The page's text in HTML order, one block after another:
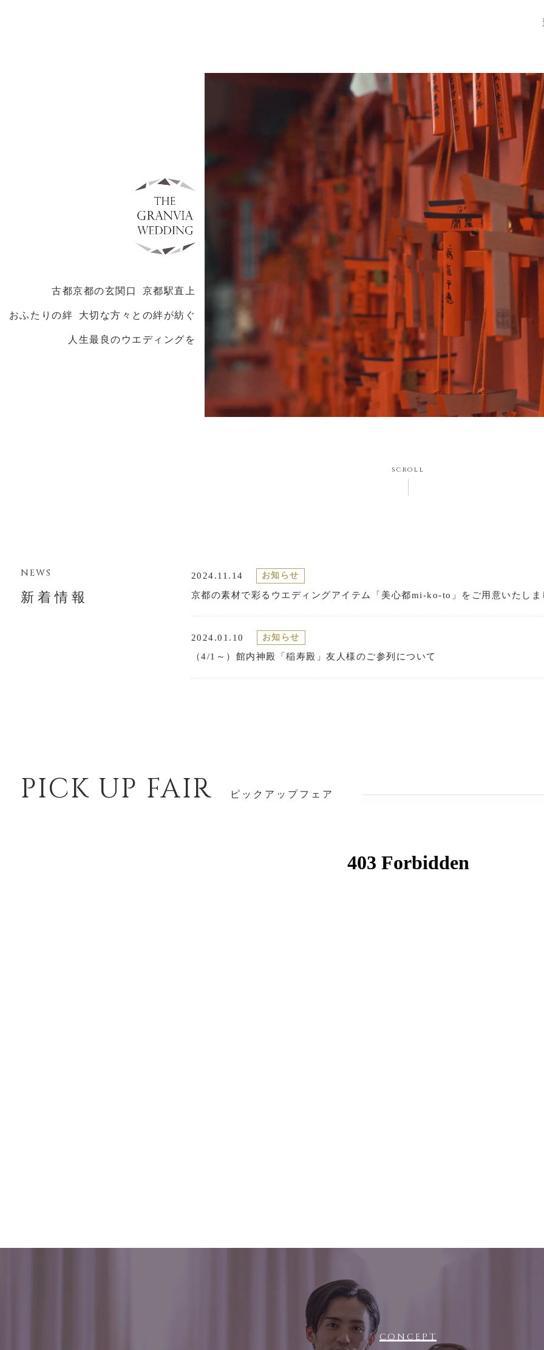
古都京都の玄関口 京都駅直上
おふたりの絆 大切な方々との絆が紡ぐ
人生最良のウエディングを
scroll
NEWS
新着情報
2024.11.14 お知らせ
京都の素材で彩るウエディングアイテム「美心都mi-ko-to」をご用意いたしま
2024.01.10 お知らせ
（4/1～）館内神殿「稲寿殿」友人様のご参列について
PICK UP FAIR ピックアップフェア
CONCEPT